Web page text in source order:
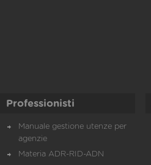
Professionisti
Manuale gestione utenze per
agenzie
Materia ADR-RID-ADN